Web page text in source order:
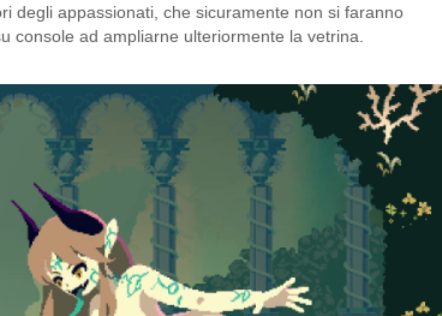
degli appassionati, che sicuramente non si faranno
console ad ampliarne ulteriormente la vetrina.